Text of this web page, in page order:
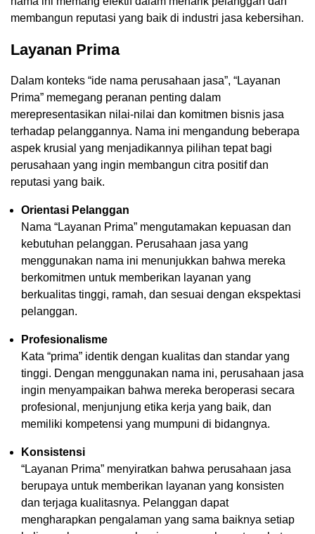
membangun reputasi yang baik di industri jasa kebersihan.
Layanan Prima
Dalam konteks “ide nama perusahaan jasa”, “Layanan
Prima” memegang peranan penting dalam
merepresentasikan nilai-nilai dan komitmen bisnis jasa
terhadap pelanggannya. Nama ini mengandung beberapa
aspek krusial yang menjadikannya pilihan tepat bagi
perusahaan yang ingin membangun citra positif dan
reputasi yang baik.
Orientasi Pelanggan
Nama “Layanan Prima” mengutamakan kepuasan dan
kebutuhan pelanggan. Perusahaan jasa yang
menggunakan nama ini menunjukkan bahwa mereka
berkomitmen untuk memberikan layanan yang
berkualitas tinggi, ramah, dan sesuai dengan ekspektasi
pelanggan.
Profesionalisme
Kata “prima” identik dengan kualitas dan standar yang
tinggi. Dengan menggunakan nama ini, perusahaan jasa
ingin menyampaikan bahwa mereka beroperasi secara
profesional, menjunjung etika kerja yang baik, dan
memiliki kompetensi yang mumpuni di bidangnya.
Konsistensi
“Layanan Prima” menyiratkan bahwa perusahaan jasa
berupaya untuk memberikan layanan yang konsisten
dan terjaga kualitasnya. Pelanggan dapat
mengharapkan pengalaman yang sama baiknya setiap